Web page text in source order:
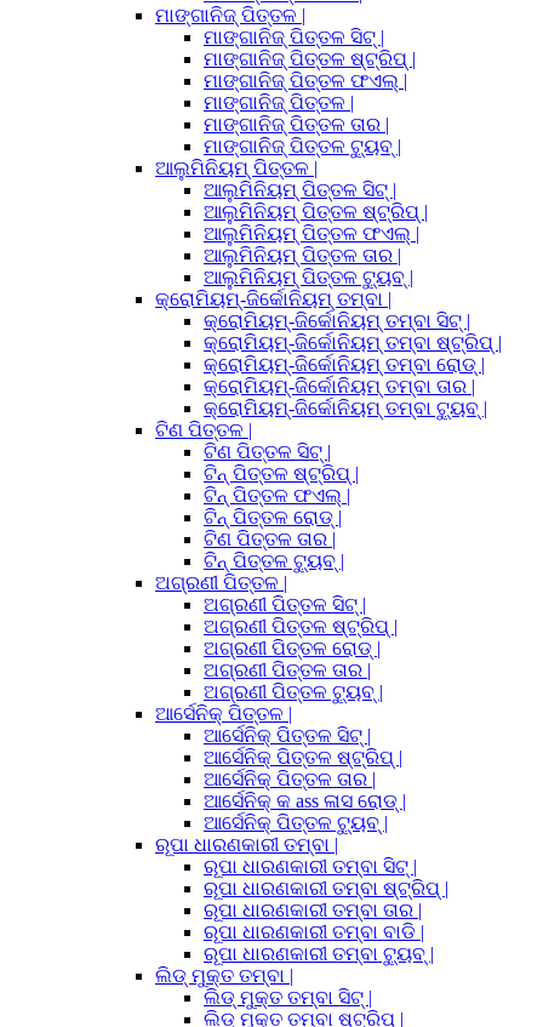
ମାଙ୍ଗାନିଜ୍ ପିତ୍ତଳ |
ମାଙ୍ଗାନିଜ୍ ପିତ୍ତଳ ସିଟ୍ |
ମାଙ୍ଗାନିଜ୍ ପିତ୍ତଳ ଷ୍ଟ୍ରିପ୍ |
ମାଙ୍ଗାନିଜ୍ ପିତ୍ତଳ ଫଏଲ୍ |
ମାଙ୍ଗାନିଜ୍ ପିତ୍ତଳ |
ମାଙ୍ଗାନିଜ୍ ପିତ୍ତଳ ତାର |
ମାଙ୍ଗାନିଜ୍ ପିତ୍ତଳ ଟ୍ୟୁବ୍ |
ଆଲୁମିନିୟମ୍ ପିତ୍ତଳ |
ଆଲୁମିନିୟମ୍ ପିତ୍ତଳ ସିଟ୍ |
ଆଲୁମିନିୟମ୍ ପିତ୍ତଳ ଷ୍ଟ୍ରିପ୍ |
ଆଲୁମିନିୟମ୍ ପିତ୍ତଳ ଫଏଲ୍ |
ଆଲୁମିନିୟମ୍ ପିତ୍ତଳ ତାର |
ଆଲୁମିନିୟମ୍ ପିତ୍ତଳ ଟ୍ୟୁବ୍ |
କ୍ରୋମିୟମ୍-ଜିର୍କୋନିୟମ୍ ତମ୍ବା |
କ୍ରୋମିୟମ୍-ଜିର୍କୋନିୟମ୍ ତମ୍ବା ସିଟ୍ |
କ୍ରୋମିୟମ୍-ଜିର୍କୋନିୟମ୍ ତମ୍ବା ଷ୍ଟ୍ରିପ୍ |
କ୍ରୋମିୟମ୍-ଜିର୍କୋନିୟମ୍ ତମ୍ବା ରୋଡ୍ |
କ୍ରୋମିୟମ୍-ଜିର୍କୋନିୟମ୍ ତମ୍ବା ତାର |
କ୍ରୋମିୟମ୍-ଜିର୍କୋନିୟମ୍ ତମ୍ବା ଟ୍ୟୁବ୍ |
ଟିଣ ପିତ୍ତଳ |
ଟିଣ ପିତ୍ତଳ ସିଟ୍ |
ଟିନ୍ ପିତ୍ତଳ ଷ୍ଟ୍ରିପ୍ |
ଟିନ୍ ପିତ୍ତଳ ଫଏଲ୍ |
ଟିନ୍ ପିତ୍ତଳ ରୋଡ୍ |
ଟିଣ ପିତ୍ତଳ ତାର |
ଟିନ୍ ପିତ୍ତଳ ଟ୍ୟୁବ୍ |
ଅଗ୍ରଣୀ ପିତ୍ତଳ |
ଅଗ୍ରଣୀ ପିତ୍ତଳ ସିଟ୍ |
ଅଗ୍ରଣୀ ପିତ୍ତଳ ଷ୍ଟ୍ରିପ୍ |
ଅଗ୍ରଣୀ ପିତ୍ତଳ ରୋଡ୍ |
ଅଗ୍ରଣୀ ପିତ୍ତଳ ତାର |
ଅଗ୍ରଣୀ ପିତ୍ତଳ ଟ୍ୟୁବ୍ |
ଆର୍ସେନିକ୍ ପିତ୍ତଳ |
ଆର୍ସେନିକ୍ ପିତ୍ତଳ ସିଟ୍ |
ଆର୍ସେନିକ୍ ପିତ୍ତଳ ଷ୍ଟ୍ରିପ୍ |
ଆର୍ସେନିକ୍ ପିତ୍ତଳ ତାର |
ଆର୍ସେନିକ୍ କ ass ଳାସ ରୋଡ୍ |
ଆର୍ସେନିକ୍ ପିତ୍ତଳ ଟ୍ୟୁବ୍ |
ରୂପା ଧାରଣକାରୀ ତମ୍ବା |
ରୂପା ଧାରଣକାରୀ ତମ୍ବା ସିଟ୍ |
ରୂପା ଧାରଣକାରୀ ତମ୍ବା ଷ୍ଟ୍ରିପ୍ |
ରୂପା ଧାରଣକାରୀ ତମ୍ବା ତାର |
ରୂପା ଧାରଣକାରୀ ତମ୍ବା ବାଡି |
ରୂପା ଧାରଣକାରୀ ତମ୍ବା ଟ୍ୟୁବ୍ |
ଲିଡ୍ ମୁକ୍ତ ତମ୍ବା |
ଲିଡ୍ ମୁକ୍ତ ତମ୍ବା ସିଟ୍ |
ଲିଡ୍ ମୁକ୍ତ ତମ୍ବା ଷ୍ଟ୍ରିପ୍ |